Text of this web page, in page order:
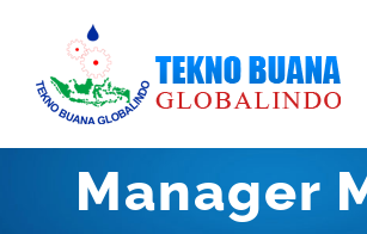
content
Manager